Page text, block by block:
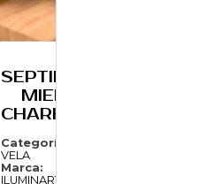
SEPTIMA D
MIEL 7
CHARKRAS
Categoría:
VELA
Marca:
ILUMINARTE